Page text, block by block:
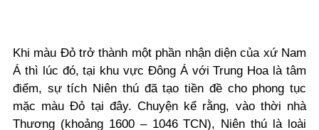
Khi màu Đỏ trở thành một phần nhận diện của xứ Nam
Á thì lúc đó, tại khu vực Đông Á với Trung Hoa là tâm
điểm, sự tích Niên thú đã tạo tiền đề cho phong tục
mặc màu Đỏ tại đây. Chuyện kể rằng, vào thời nhà
Thương (khoảng 1600 – 1046 TCN), Niên thú là loài